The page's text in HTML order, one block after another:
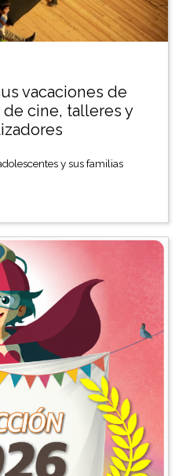
vacaciones de
cine, talleres y
y sus familias